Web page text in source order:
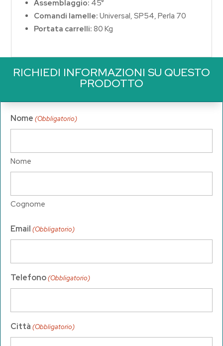
Assemblaggio: 45°
Comandi lamelle: Universal, SP54, Perla 70
Portata carrelli: 80 Kg
RICHIEDI INFORMAZIONI SU QUESTO
PRODOTTO
Nome (Obbligatorio)
Nome
Cognome
Email (Obbligatorio)
Telefono(Obbligatorio)
Città (Obbligatorio)